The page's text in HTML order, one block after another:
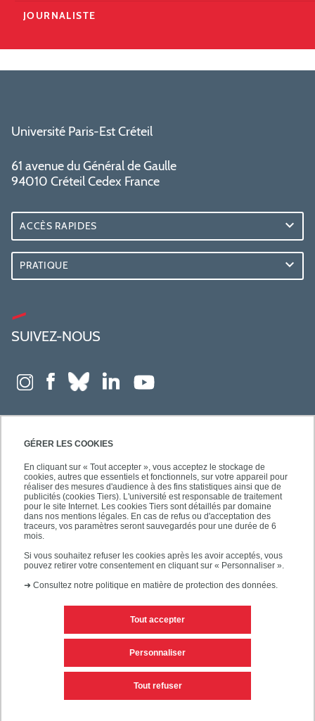
GÉRER LES COOKIES
En cliquant sur « Tout accepter », vous acceptez le stockage de
cookies, autres que essentiels et fonctionnels, sur votre appareil pour
réaliser des mesures d'audience à des fins statistiques ainsi que de
publicités (cookies Tiers). L'université est responsable de traitement
pour le site Internet. Les cookies Tiers sont détaillés par domaine
dans nos mentions légales. En cas de refus ou d'acceptation des
traceurs, vos paramètres seront sauvegardés pour une durée de 6
mois.
Si vous souhaitez refuser les cookies après les avoir acceptés, vous
pouvez retirer votre consentement en cliquant sur « Personnaliser ».
➜ Consultez notre politique en matière de protection des données.
Tout accepter
Tout refuser
Personnaliser
JOURNALISTE
Université Paris-Est Créteil
61 avenue du Général de Gaulle
94010 Créteil Cedex France
ACCÈS RAPIDES
PRATIQUE
SUIVEZ-NOUS
Mentions légales
Personnaliser les cookies Plan du site